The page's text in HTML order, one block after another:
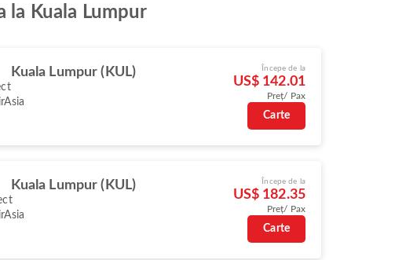
la Kuala Lumpur
Kuala Lumpur (KUL) Începe de la
US$ 142.01
Preț/ Pax
Carte
Kuala Lumpur (KUL) Începe de la
US$ 182.35
Preț/ Pax
Carte